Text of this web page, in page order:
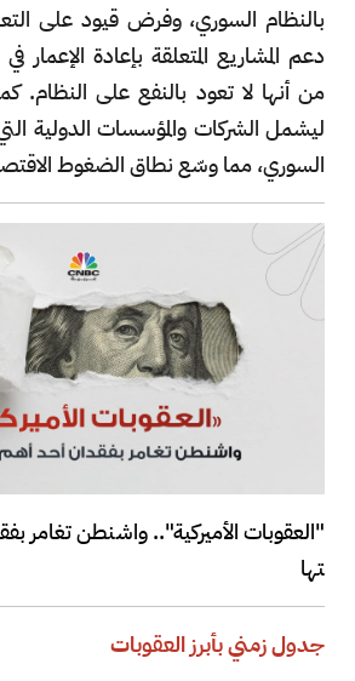
بالنظام السوري، وفرض قيود على
دعم المشاريع المتعلقة بإعادة
من أنها لا تعود بالنفع على النظام.
ليشمل الشركات والمؤسسات الدولية
السوري، مما وسّع نطاق الضغوط
"العقوبات الأميركية".. واشنطن تغامر
تها
جدول زمني بأبرز العقوبات